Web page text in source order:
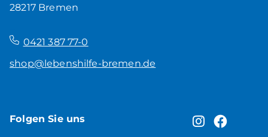
28217 Bremen
0421 387 77-0
shop@lebenshilfe-bremen.de
Folgen Sie uns